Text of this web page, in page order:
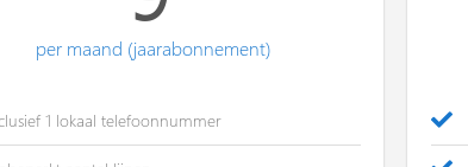
per maand (jaarabonnement)
1 lokaal telefoonnummer